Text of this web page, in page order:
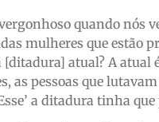
vergonhoso quando
mulheres que estão
[ditadura] atual? A
as pessoas que
a ditadura tinha